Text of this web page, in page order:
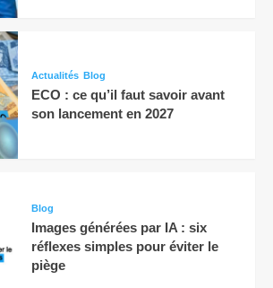
Actualités Blog
ECO : ce qu’il faut savoir avant
son lancement en 2027
Blog
Images générées par IA : six
réflexes simples pour éviter le
piège